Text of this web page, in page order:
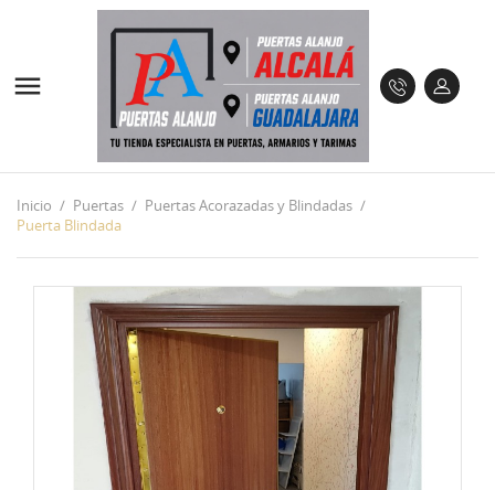

Inicio Puertas
Puertas Acorazadas y Blindadas
Puerta Blindada